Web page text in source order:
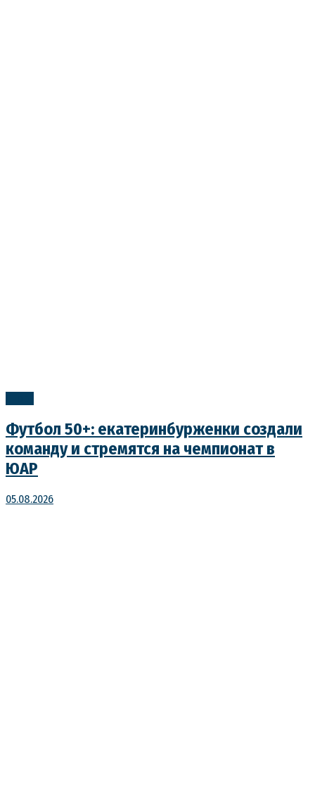
Футбол 50+: екатеринбурженки создали
команду и стремятся на чемпионат в
ЮАР
05.08.2026